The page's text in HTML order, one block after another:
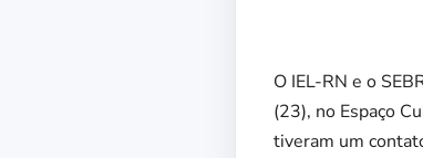
O IEL-RN e o
(23), no Espaço
tiveram um